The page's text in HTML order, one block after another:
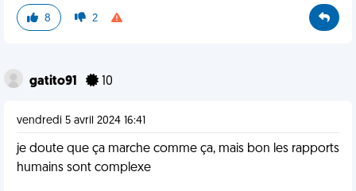
8 2
gatito91 10
vendredi 5 avril 2024 16:41
je doute que ça marche comme ça, mais bon les rapports
humains sont complexe